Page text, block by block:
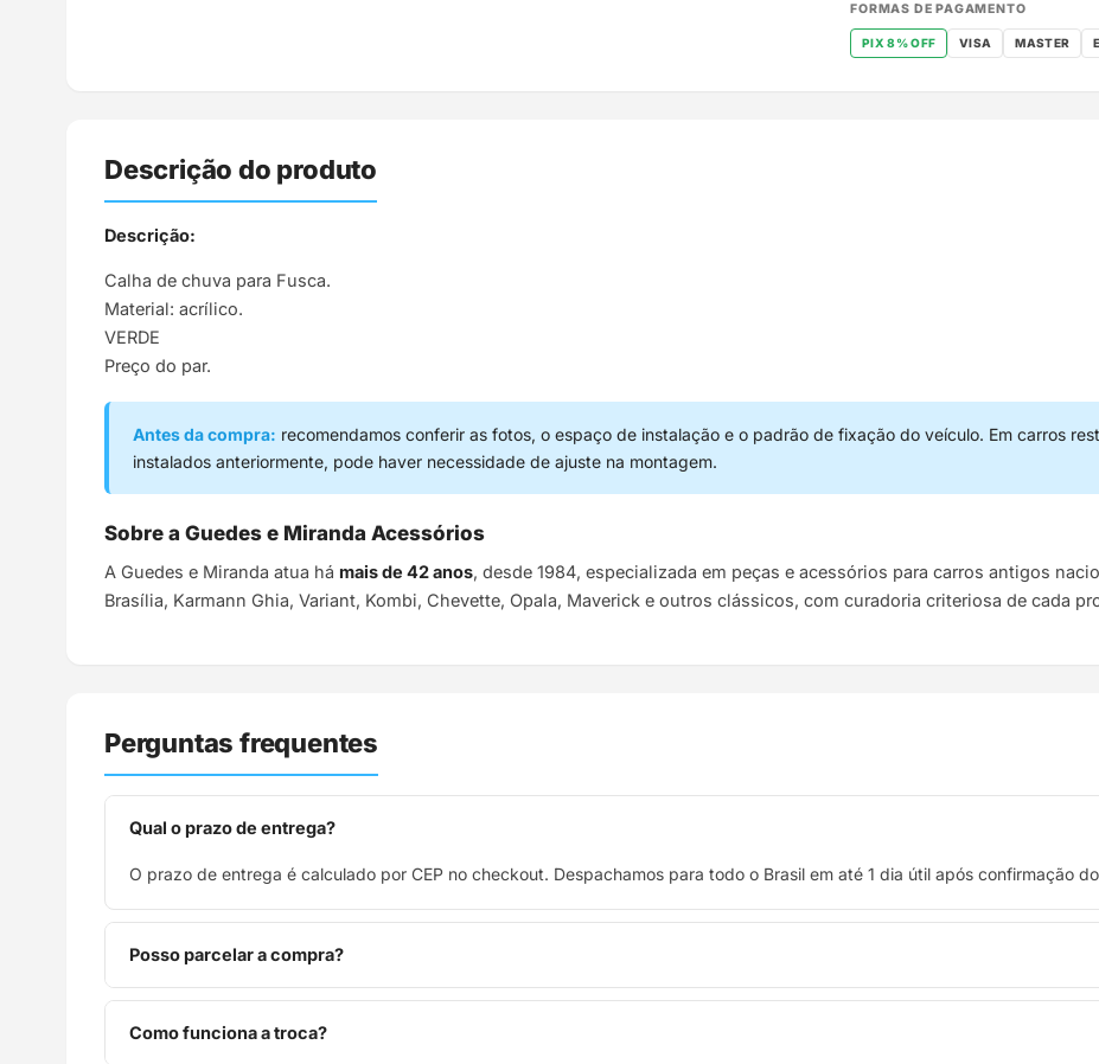
FORMAS DE PAGAMENTO
PIX 8% OFF VISA MASTER
Descrição do produto
Descrição:
Calha de chuva para Fusca.
Material: acrílico.
VERDE
Preço do par.
Antes da compra: recomendamos conferir as fotos, o espaço de instalação e o padrão de fixação do veículo. Em carros
instalados anteriormente, pode haver necessidade de ajuste na montagem.
Sobre a Guedes e Miranda Acessórios
A Guedes e Miranda atua há mais de 42 anos, desde 1984, especializada em peças e acessórios para carros antigos
Brasília, Karmann Ghia, Variant, Kombi, Chevette, Opala, Maverick e outros clássicos, com curadoria criteriosa de cada
Perguntas frequentes
Qual o prazo de entrega?
O prazo de entrega é calculado por CEP no checkout. Despachamos para todo o Brasil em até 1 dia útil após confirmação
Posso parcelar a compra?
Sim, parcelamos em até 10x sem juros no cartão de crédito, ou pague à vista no Pix com 8% de desconto.
Como funciona a troca?